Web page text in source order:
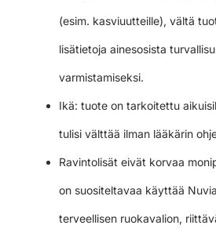
(esim. kasviuutteille), vältä
lisätietoja ainesosista
varmistamiseksi.
Ikä: tuote on tarkoitettu
tulisi välttää ilman lääkärin
Ravintolisät eivät korvaa
on suositeltavaa käyttää
terveellisen ruokavalion,